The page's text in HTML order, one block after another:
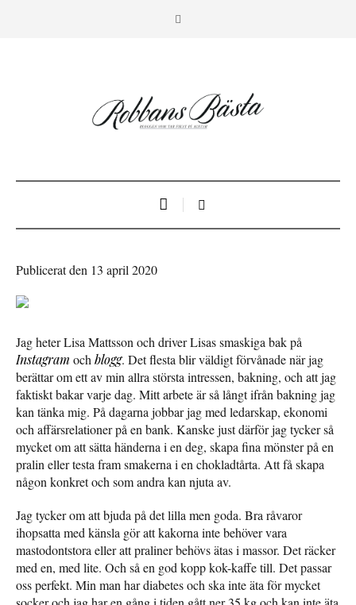
Publicerat den 13 april 2020
Jag heter Lisa Mattsson och driver Lisas smaskiga bak på
Instagram ochblogg. Det flesta blir väldigt förvånade när jag
berättar om ett av min allra största intressen, bakning, och att jag
faktiskt bakar varje dag. Mitt arbete är så långt ifrån bakning jag
kan tänka mig. På dagarna jobbar jag med ledarskap, ekonomi
och affärsrelationer på en bank. Kanske just därför jag tycker så
mycket om att sätta händerna i en deg, skapa fina mönster på en
pralin eller testa fram smakerna i en chokladtårta. Att få skapa
någon konkret och som andra kan njuta av.
Jag tycker om att bjuda på det lilla men goda. Bra råvaror
ihopsatta med känsla gör att kakorna inte behöver vara
mastodontstora eller att praliner behövs ätas i massor. Det räcker
med en, med lite. Och så en god kopp kok-kaffe till. Det passar
oss perfekt. Min man har diabetes och ska inte äta för mycket